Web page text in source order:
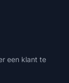
een klant te